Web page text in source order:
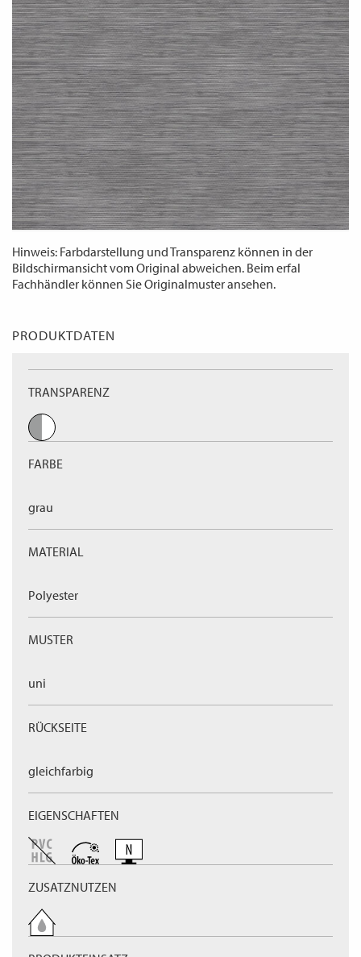
WECHSELN
DE
Hinweis: Farbdarstellung und Transparenz können in der
Bildschirmansicht vom Original abweichen. Beim erfal
Fachhändler können Sie Originalmuster ansehen.
PRODUKTDATEN
TRANSPARENZ
FARBE
grau
MATERIAL
Polyester
MUSTER
uni
RÜCKSEITE
gleichfarbig
EIGENSCHAFTEN
ZUSATZNUTZEN